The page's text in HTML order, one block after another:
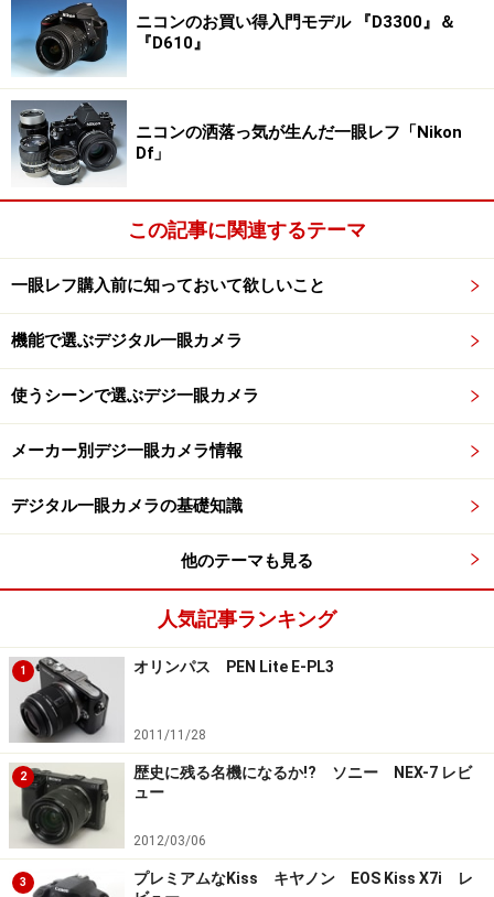
無線LAN機能をオンにするには、デジタルカメラのメニュー
から「スマートフォン接続」を選択
無線LAN機能をオンする方法としては、FlashAir設定画面の
ロックのオンオフでも行うことができます
FlashAirとスマートフォンが無線LAN接続した画面
ブラウザにて写真転送
無線LANにてFlashAirとパソコン、スマートフォンが接続
した状態で、ブラウザ経由で写真転送が可能です。
ブラウザにて「http://flashair」にアクセスした例
ニコンのお買い得入門モデル 『D3300』＆
『D610』
ニコンの洒落っ気が生んだ一眼レフ「Nikon
Df」
この記事に関連するテーマ
一眼レフ購入前に知っておいて欲しいこと
機能で選ぶデジタル一眼カメラ
使うシーンで選ぶデジ一眼カメラ
メーカー別デジ一眼カメラ情報
デジタル一眼カメラの基礎知識
他のテーマも見る
人気記事ランキング
1 オリンパス PEN Lite E-PL3
2011/11/28
2
歴史に残る名機になるか!? ソニー NEX-7 レビ
ュー
2012/03/06
3
プレミアムなKiss キヤノン EOS Kiss X7i レ